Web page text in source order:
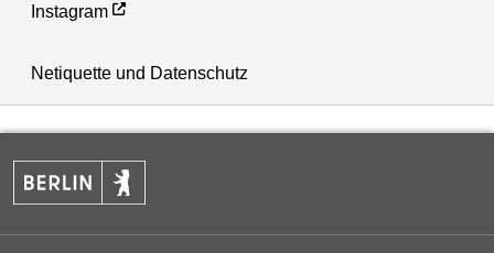
Instagram
Netiquette und Datenschutz